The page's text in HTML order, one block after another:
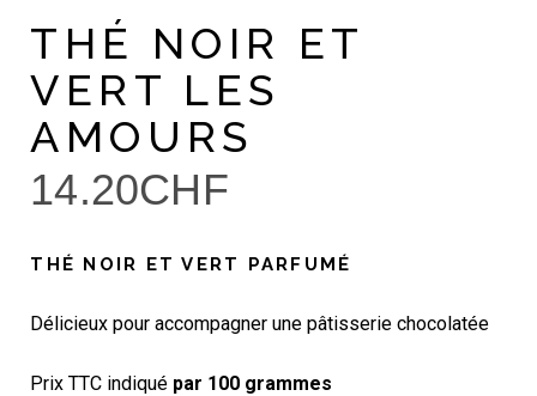
THÉ NOIR ET
VERT LES
AMOURS
14.20CHF
THÉ NOIR ET VERT PARFUMÉ
Délicieux pour accompagner une pâtisserie chocolatée
Prix TTC indiqué par 100 grammes